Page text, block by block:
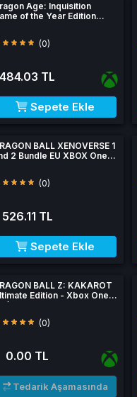
Age: Inquisition
of the Year Edition
One)
(0)
484.03 TL
Sepete Ekle
BALL XENOVERSE 1
2 Bundle EU XBOX One
(0)
526.11 TL
Sepete Ekle
BALL Z: KAKAROT
Edition - Xbox One
(0)
0.00 TL
Tedarik Aşamasında